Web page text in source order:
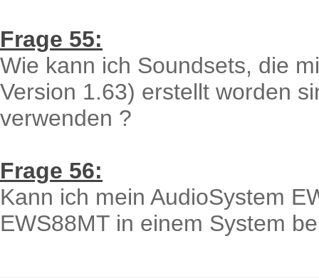
Frage 55:
Wie kann ich Soundsets, die
Version 1.63) erstellt worden
verwenden ?
Frage 56:
Kann ich mein AudioSystem
EWS88MT in einem System